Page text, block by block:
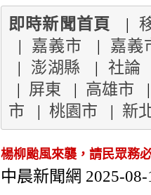
即時新聞首頁 |
| 嘉義市 | 嘉義
| 澎湖縣 | 社論
| 屏東 | 高雄市
市 | 桃園市 | 新
楊柳颱風來襲，請民眾務
中晨新聞網 2025-08-